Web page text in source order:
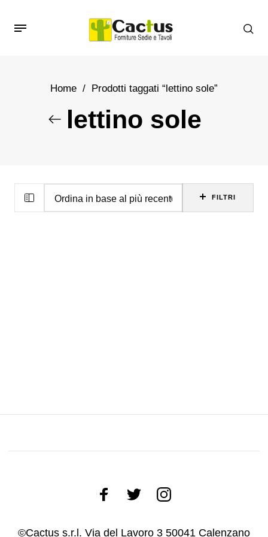
Home / Prodotti taggati “lettino sole”
lettino sole
FILTRI
©Cactus s.r.l. Via del Lavoro 3 50041 Calenzano